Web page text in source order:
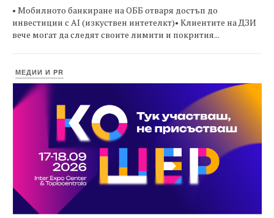
• Мобилното банкиране на ОББ отваря достъп до
инвестиции с AI (изкуствен интетелкт)• Клиентите на ДЗИ
вече могат да следят своите лимити и покрития...
МЕДИИ И PR